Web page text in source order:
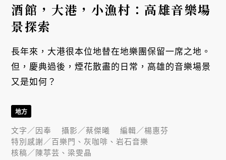
酒館，大港，小漁村：高雄音樂場
景探索
長年來，大港很本位地替在地樂團保留一席之地。
但，慶典過後，煙花散盡的日常，高雄的音樂場景
又是如何？
地方
文字／ 因奉 攝影／蔡傑曦 編輯／楊惠芬
特別感謝／百樂門、灰咖啡、岩石音樂
核稿／ 陳葶芸、梁雯晶